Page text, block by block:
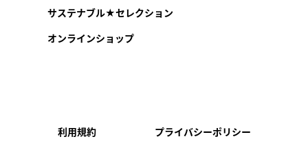
サステナブル★セレクション
オンラインショップ
利用規約 プライバシーポリシー